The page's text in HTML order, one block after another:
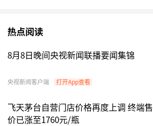
热点阅读
8月8日晚间央视新闻联播要闻集锦
央视新闻客户端 打开App查看
飞天茅台自营门店价格再度上调 终端售
价已涨至1760元/瓶